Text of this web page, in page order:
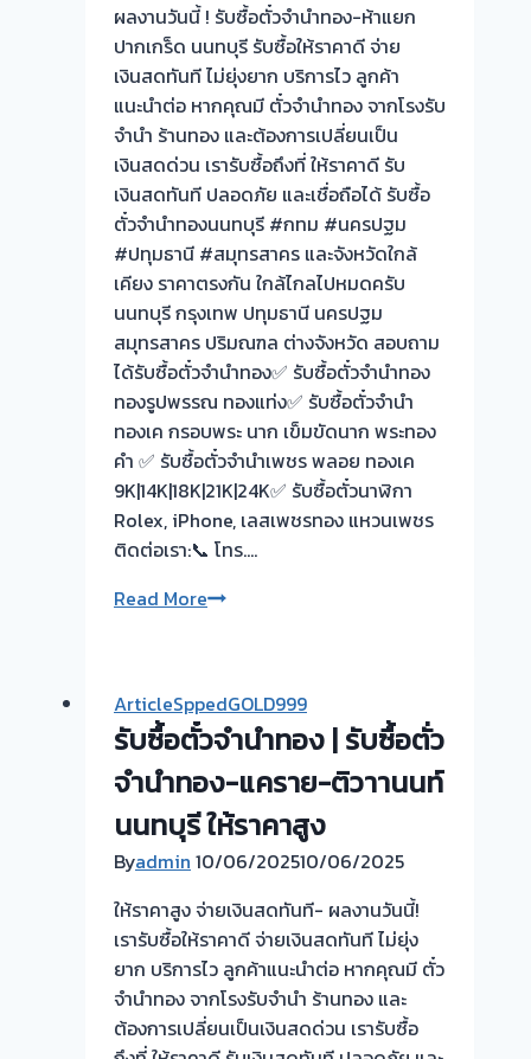
ผลงานวันนี้ ! รับซื้อตั๋วจำนำทอง-ห้าแยก
ปากเกร็ด นนทบุรี รับซื้อให้ราคาดี จ่าย
เงินสดทันที ไม่ยุ่งยาก บริการไว ลูกค้า
แนะนำต่อ หากคุณมี ตั๋วจำนำทอง จากโรงรับ
จำนำ ร้านทอง และต้องการเปลี่ยนเป็น
เงินสดด่วน เรารับซื้อถึงที่ ให้ราคาดี รับ
เงินสดทันที ปลอดภัย และเชื่อถือได้ รับซื้อ
ตั๋วจำนำทองนนทบุรี #กทม #นครปฐม
#ปทุมธานี #สมุทรสาคร และจังหวัดใกล้
เคียง ราคาตรงกัน ใกล้ไกลไปหมดครับ
นนทบุรี กรุงเทพ ปทุมธานี นครปฐม
สมุทรสาคร ปริมณฑล ต่างจังหวัด สอบถาม
ได้รับซื้อตั๋วจำนำทอง✅ รับซื้อตั๋วจำนำทอง
ทองรูปพรรณ ทองแท่ง✅ รับซื้อตั๋วจำนำ
ทองเค กรอบพระ นาก เข็มขัดนาก พระทอง
คำ ✅ รับซื้อตั๋วจำนำเพชร พลอย ทองเค
9K|14K|18K|21K|24K✅ รับซื้อตั๋วนาฬิกา
Rolex, iPhone, เลสเพชรทอง แหวนเพชร
ติดต่อเรา:📞 โทร….
Read Moreรับ
ทอง
💰
✔️ไถ่ถอน
📌
ไป
ที่
จ่าย
เงินสด✅
เชื่อ
ถือ
ArticleSppedGOLD999
รับซื้อตั๋วจำนำทอง | รับซื้อตั่ว
จำนำทอง-แคราย-ติวาานนท์
นนทบุรี ให้ราคาสูง
Byadmin 10/06/202510/06/2025
ให้ราคาสูง จ่ายเงินสดทันที- ผลงานวันนี้!
เรารับซื้อให้ราคาดี จ่ายเงินสดทันที ไม่ยุ่ง
ยาก บริการไว ลูกค้าแนะนำต่อ หากคุณมี ตั๋ว
จำนำทอง จากโรงรับจำนำ ร้านทอง และ
ต้องการเปลี่ยนเป็นเงินสดด่วน เรารับซื้อ